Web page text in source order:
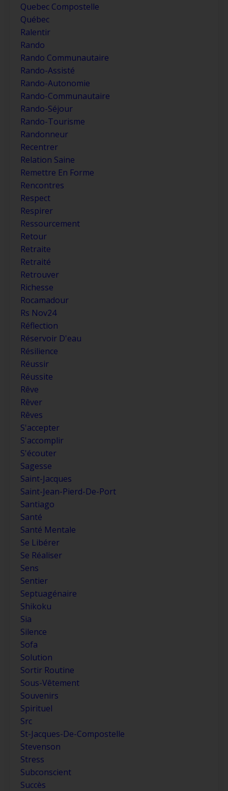
Quebec Compostelle
Québec
Ralentir
Rando
Rando Communautaire
Rando-Assisté
Rando-Autonomie
Rando-Communautaire
Rando-Séjour
Rando-Tourisme
Randonneur
Recentrer
Relation Saine
Remettre En Forme
Rencontres
Respect
Respirer
Ressourcement
Retour
Retraite
Retraité
Retrouver
Richesse
Rocamadour
Rs Nov24
Réflection
Réservoir D'eau
Résilience
Réussir
Réussite
Rêve
Rêver
Rêves
S'accepter
S'accomplir
S'écouter
Sagesse
Saint-Jacques
Saint-Jean-Pierd-De-Port
Santiago
Santé
Santé Mentale
Se Libérer
Se Réaliser
Sens
Sentier
Septuagénaire
Shikoku
Sia
Silence
Sofa
Solution
Sortir Routine
Sous-Vêtement
Souvenirs
Spirituel
Src
St-Jacques-De-Compostelle
Stevenson
Stress
Subconscient
Succès